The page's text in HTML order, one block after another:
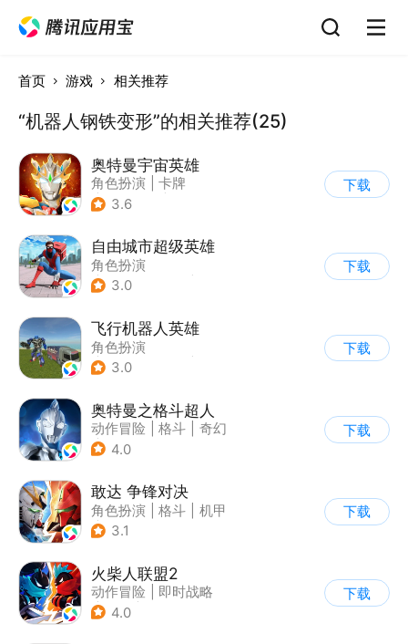
首页 游戏 相关推荐
“机器人钢铁变形”的相关推荐(25)
奥特曼宇宙英雄
角色扮演
卡牌
| 影视改编
3.6
下载
自由城市超级英雄
角色扮演
| 第三人称射击
3.0
下载
飞行机器人英雄
角色扮演
| 第三人称射击
3.0
下载
奥特曼之格斗超人
动作冒险 格斗
奇幻
| 奥特曼
4.0
下载
敢达 争锋对决
角色扮演 格斗
机甲
| 敢达
3.1
下载
火柴人联盟2
动作冒险
即时战略
| 冒险
4.0
下载